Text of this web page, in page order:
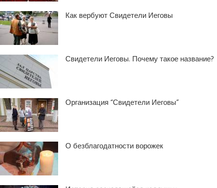
Как вербуют Свидетели Иеговы
Свидетели Иеговы. Почему такое название?
Организация “Свидетели Иеговы”
О безблагодатности ворожек